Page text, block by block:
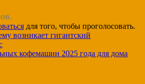
для того, чтобы проголосовать.
возникает гигантский
кофемашин 2025 года для дома